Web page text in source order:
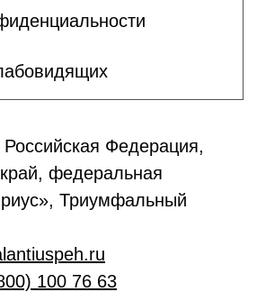
Федерация,
федеральная
Триумфальный
100 76 63